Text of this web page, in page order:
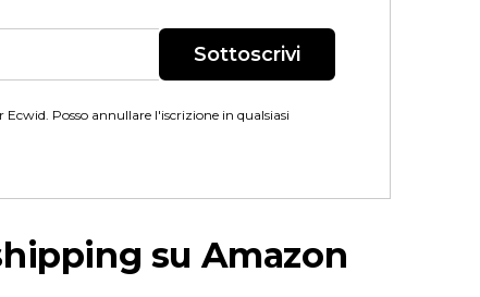
Sottoscrivi
Posso annullare l'iscrizione in qualsiasi
su Amazon